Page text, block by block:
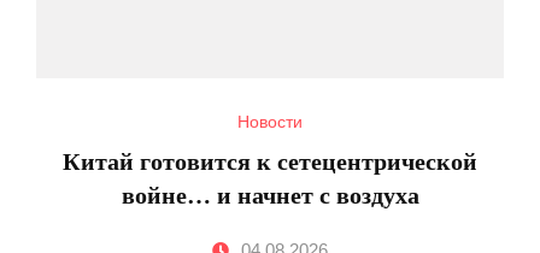
Новости
Китай готовится к сетецентрической
войне… и начнет с воздуха